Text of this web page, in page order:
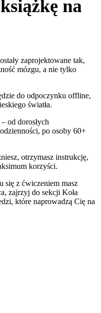
na
zaprojektowane tak,
mózgu, a nie tylko
do odpoczynku offline,
światła.
od dorosłych
po osoby 60+
otrzymasz instrukcję,
korzyści.
się z ćwiczeniem masz
zajrzyj do sekcji Koła
które naprowadzą Cię na